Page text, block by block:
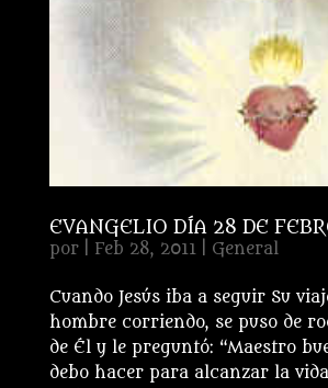
EVANGELIO DÍA 28 DE
por Feb 28, 2011| General
Cuando Jesús iba a seguir Su
hombre corriendo, se puso de
de Él y le preguntó: “Maestro
debo hacer para alcanzar la